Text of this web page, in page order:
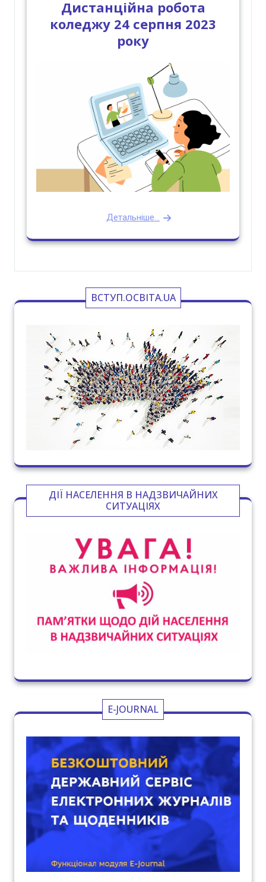
Дистанційна робота
коледжу 24 серпня 2023
року
Детальніше...
ВСТУП.ОСВІТА.UA
ДІЇ НАСЕЛЕННЯ В НАДЗВИЧАЙНИХ
СИТУАЦІЯХ
E-JOURNAL